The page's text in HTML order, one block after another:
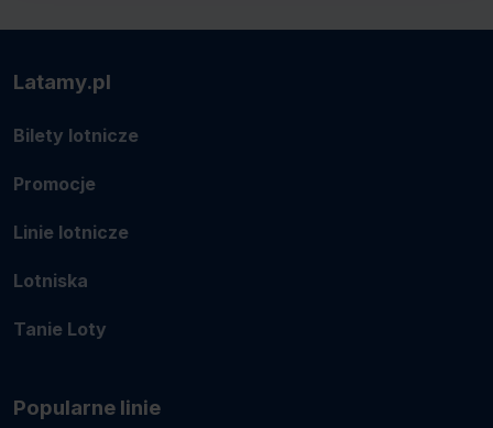
Latamy.pl
Bilety lotnicze
Promocje
Linie lotnicze
Lotniska
Tanie Loty
Popularne linie